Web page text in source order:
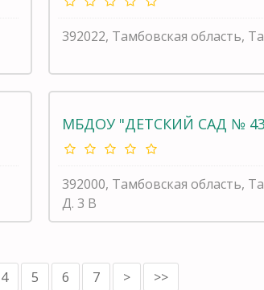
392022, Тамбовская область,
МБДОУ "ДЕТСКИЙ САД №
392000, Тамбовская
Д. 3 В
4 5 6 7 > >>